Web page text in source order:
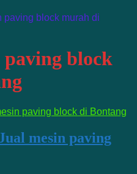
paving block murah di
paving block
mesin paving